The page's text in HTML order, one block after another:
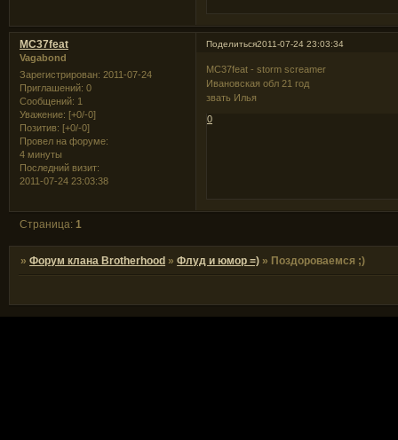
Поделиться2011-07-24 23:03:34
MC37feat
Vagabond
Зарегистрирован: 2011-07-24
Приглашений: 0
Сообщений: 1
Уважение: [+0/-0]
Позитив: [+0/-0]
Провел на форуме:
4 минуты
Последний визит:
2011-07-24 23:03:38
MC37feat - storm screamer
Ивановская обл 21 год
звать Илья
0
Страница: 1
»Форум клана Brotherhood »Флуд и юмор =) » Поздороваемся ;)